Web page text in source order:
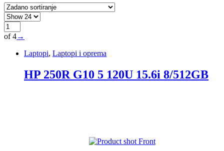
of 4→
Laptopi, Laptopi i oprema
HP 250R G10 5 120U 15.6i 8/512GB